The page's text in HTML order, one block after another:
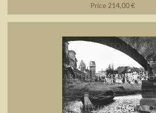
Price 214,00 €